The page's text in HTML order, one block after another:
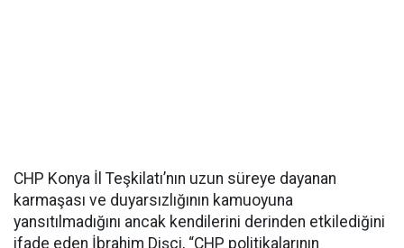
CHP Konya İl Teşkilatı’nın uzun süreye dayanan
karmaşası ve duyarsızlığının kamuoyuna
yansıtılmadığını ancak kendilerini derinden etkilediğini
ifade eden İbrahim Dişçi, “CHP politikalarının